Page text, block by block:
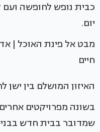
כבית נופש לחופשה ועם
יום.
מבט אל פינת האוכל |
חיים
האיזון המושלם בין ישן
בשונה מפרויקטים
שמדובר בבית חדש